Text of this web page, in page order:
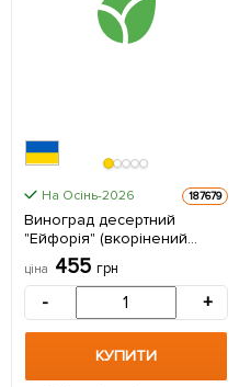
На Осінь-2026 187679
Виноград десертний
"Ейфорія" (вкорінений
саджанець у контейнері) 1
саджанець в упаковці
ціна 455 грн
- +
КУПИТИ